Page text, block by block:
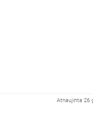
Atnaujinta 26